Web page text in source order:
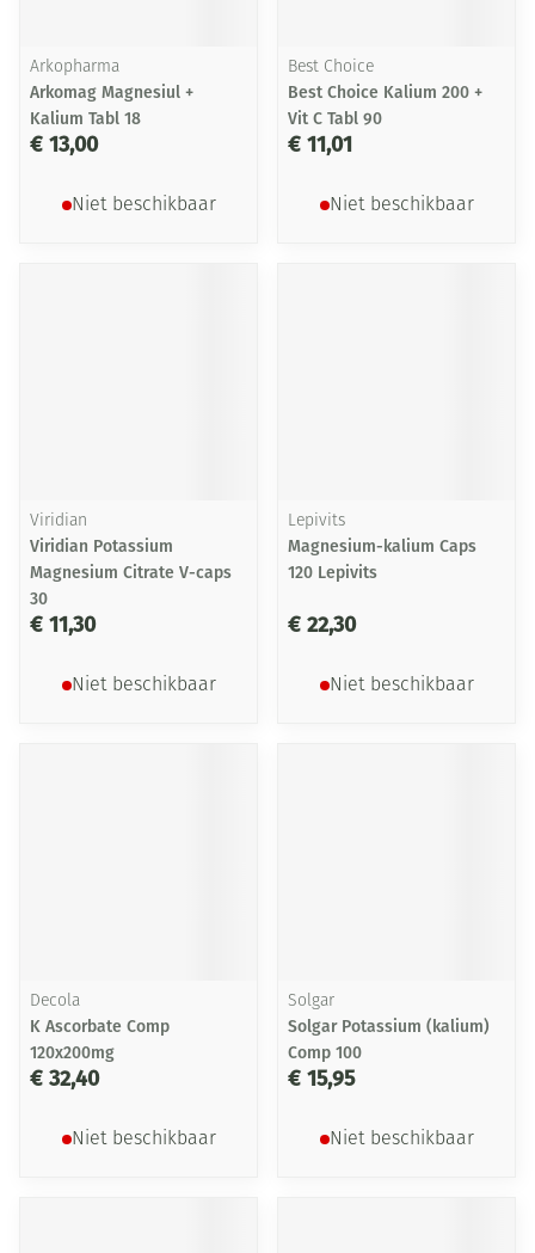
Arkopharma
Arkomag Magnesiul +
Kalium Tabl 18
€ 13,00
Niet beschikbaar
Best Choice
Best Choice Kalium 200 +
Vit C Tabl 90
€ 11,01
Niet beschikbaar
Viridian
Viridian Potassium
Magnesium Citrate V-caps
30
€ 11,30
Niet beschikbaar
Lepivits
Magnesium-kalium Caps
120 Lepivits
€ 22,30
Niet beschikbaar
Decola
K Ascorbate Comp
120x200mg
€ 32,40
Niet beschikbaar
Solgar
Solgar Potassium (kalium)
Comp 100
€ 15,95
Niet beschikbaar